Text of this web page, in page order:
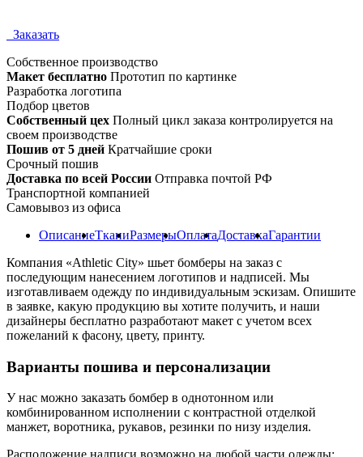
Заказать
Собственное производство
Макет бесплатно Прототип по картинке
Разработка логотипа
Подбор цветов
Собственный цех Полный цикл заказа контролируется на
своем производстве
Пошив от 5 дней Кратчайшие сроки
Срочный пошив
Доставка по всей России Отправка почтой РФ
Транспортной компанией
Самовывоз из офиса
ОписаниеТканиРазмерыОплатаДоставкаГарантии
Компания «Athletic City» шьет бомберы на заказ с
последующим нанесением логотипов и надписей. Мы
изготавливаем одежду по индивидуальным эскизам. Опишите
в заявке, какую продукцию вы хотите получить, и наши
дизайнеры бесплатно разработают макет с учетом всех
пожеланий к фасону, цвету, принту.
Варианты пошива и персонализации
У нас можно заказать бомбер в однотонном или
комбинированном исполнении с контрастной отделкой
манжет, воротника, рукавов, резинки по низу изделия.